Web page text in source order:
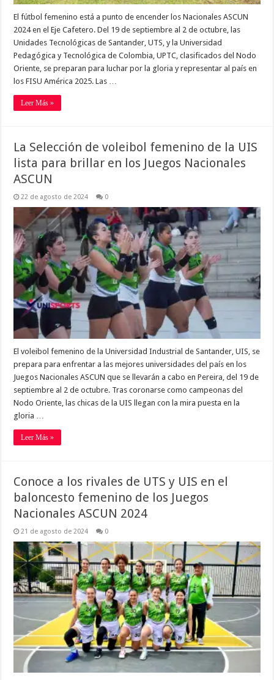
El fútbol femenino está a punto de encender los Nacionales ASCUN
2024 en el Eje Cafetero. Del 19 de septiembre al 2 de octubre, las
Unidades Tecnológicas de Santander, UTS, y la Universidad
Pedagógica y Tecnológica de Colombia, UPTC, clasificados del Nodo
Oriente, se preparan para luchar por la gloria y representar al país en
los FISU América 2025. Las …
Leer Más »
La Selección de voleibol femenino de la UIS
lista para brillar en los Juegos Nacionales
ASCUN
22 de agosto de 2024 0
El voleibol femenino de la Universidad Industrial de Santander, UIS, se
prepara para enfrentar a las mejores universidades del país en los
Juegos Nacionales ASCUN que se llevarán a cabo en Pereira, del 19 de
septiembre al 2 de octubre. Tras coronarse como campeonas del
Nodo Oriente, las chicas de la UIS llegan con la mira puesta en la
gloria …
Leer Más »
Conoce a los rivales de UTS y UIS en el
baloncesto femenino de los Juegos
Nacionales ASCUN 2024
21 de agosto de 2024 0